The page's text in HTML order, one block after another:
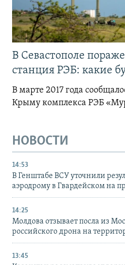
В Севастополе
станция РЭБ: какие
В марте 2017 года
Крыму комплекса РЭБ
НОВОСТИ
14:53
В Генштабе ВСУ уточнили
аэродрому в Гвардейском на
14:25
Молдова отзывает посла из
российского дрона на
13:45